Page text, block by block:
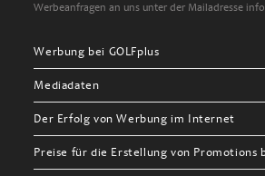
Werbeanfragen an uns unter der Mailadresse
Werbung bei GOLFplus
Mediadaten
Der Erfolg von Werbung im Internet
Preise für die Erstellung von Promotions